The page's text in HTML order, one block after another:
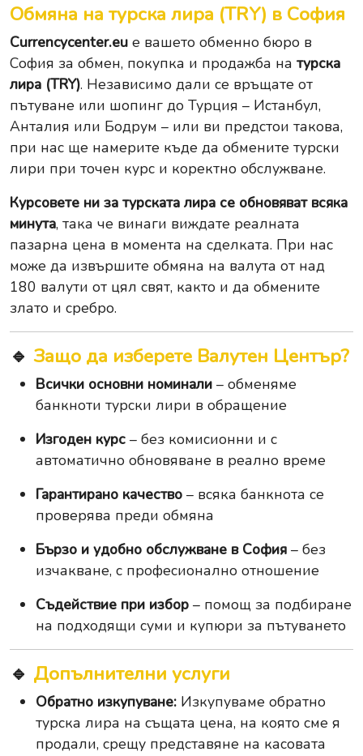
Обмяна на турска лира (TRY) в София
Currencycenter.eu е вашето обменно бюро в
София за обмен, покупка и продажба на турска
лира (TRY). Независимо дали се връщате от
пътуване или шопинг до Турция – Истанбул,
Анталия или Бодрум – или ви предстои такова,
при нас ще намерите къде да обмените турски
лири при точен курс и коректно обслужване.
Курсовете ни за турската лира се обновяват всяка
минута, така че винаги виждате реалната
пазарна цена в момента на сделката. При нас
може да извършите обмяна на валута от над
180 валути от цял свят, както и да обмените
злато и сребро.
🔹 Защо да изберете Валутен Център?
Всички основни номинали – обменяме
банкноти турски лири в обращение
Изгоден курс – без комисионни и с
автоматично обновяване в реално време
Гарантирано качество – всяка банкнота се
проверява преди обмяна
Бързо и удобно обслужване в София – без
изчакване, с професионално отношение
Съдействие при избор – помощ за подбиране
на подходящи суми и купюри за пътуването
🔹 Допълнителни услуги
Обратно изкупуване: Изкупуваме обратно
турска лира на същата цена, на която сме я
продали, срещу представяне на касовата